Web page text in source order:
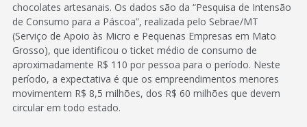
chocolates artesanais. Os dados são da “Pesquisa de Intensão
de Consumo para a Páscoa”, realizada pelo Sebrae/MT
(Serviço de Apoio às Micro e Pequenas Empresas em Mato
Grosso), que identificou o ticket médio de consumo de
aproximadamente R$ 110 por pessoa para o período. Neste
período, a expectativa é que os empreendimentos menores
movimentem R$ 8,5 milhões, dos R$ 60 milhões que devem
circular em todo estado.